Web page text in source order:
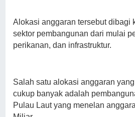
Alokasi anggaran tersebut dibagi
sektor pembangunan dari mulai
perikanan, dan infrastruktur.
Salah satu alokasi anggaran
cukup banyak adalah
Pulau Laut yang menelan